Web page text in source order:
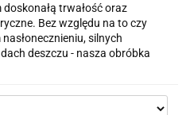
trwałość oraz
Bez względu na to czy
silnych
deszczu - nasza obróbka